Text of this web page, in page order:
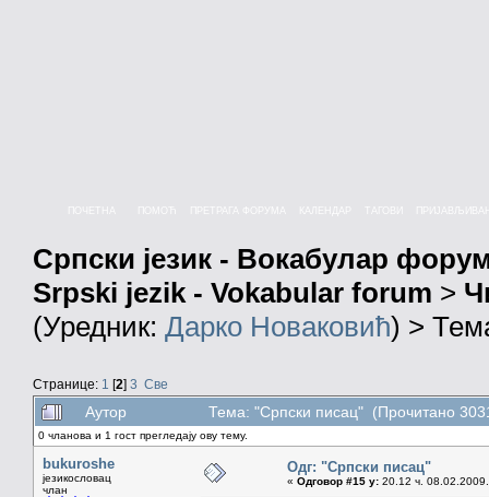
КАЛЕНДАР
Српски језик - Вокабулар
Srpski jezik - Vokabular forum >
(Уредник: Дарко Новаковић) >
Странице: 1 [2] 3 Све
Аутор Тема: "Српски писац" (Прочитано
0 чланова и 1 гост прегледају ову тему.
bukuroshe
језикословац
члан
Одг: "Српски писац"
« Одговор #15 у: 20.12 ч.